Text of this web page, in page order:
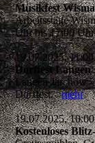
Musikfest
Arbeitsstätte
Uhr bis 17:00
19.07.2025, 11:00
Dorffest Langen
Langen Jarchow
Dorffest.mehr
19.07.2025, 10:00
Kostenloses